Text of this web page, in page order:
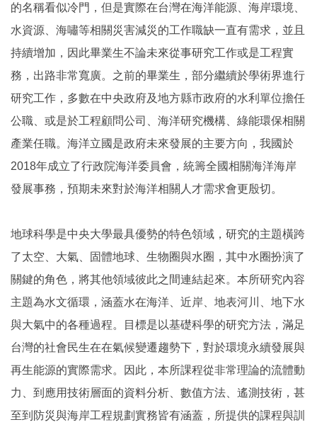
的名稱看似冷門，但是實際在台灣在海洋能源、海岸環境、
水資源、海嘯等相關災害減災的工作職缺一直有需求，並且
持續增加，因此畢業生不論未來從事研究工作或是工程實
務，出路非常寬廣。之前的畢業生，部分繼續於學術界進行
研究工作，多數在中央政府及地方縣市政府的水利單位擔任
公職、或是於工程顧問公司、海洋研究機構、綠能環保相關
產業任職。海洋立國是政府未來發展的主要方向，我國於
2018年成立了行政院海洋委員會，統籌全國相關海洋海岸
發展事務，預期未來對於海洋相關人才需求會更殷切。
地球科學是中央大學最具優勢的特色領域，研究的主題橫跨
了太空、大氣、固體地球、生物圈與水圈，其中水圈扮演了
關鍵的角色，將其他領域彼此之間連結起來。本所研究內容
主題為水文循環，涵蓋水在海洋、近岸、地表河川、地下水
與大氣中的各種過程。目標是以基礎科學的研究方法，滿足
台灣的社會民生在在氣候變遷趨勢下，對於環境永續發展與
再生能源的實際需求。因此，本所課程從非常理論的流體動
力、到應用技術層面的資料分析、數值方法、遙測技術，甚
至到防災與海岸工程規劃實務皆有涵蓋，所提供的課程與訓